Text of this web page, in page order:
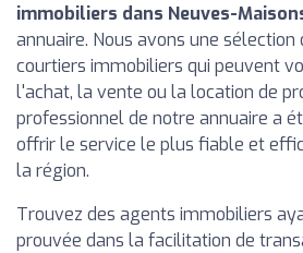
immobiliers dans Neuves-
annuaire. Nous avons une
courtiers immobiliers qui peuvent
l'achat, la vente ou la location de
professionnel de notre annuaire a
offrir le service le plus fiable et
la région.
Trouvez des agents immobiliers
prouvée dans la facilitation de